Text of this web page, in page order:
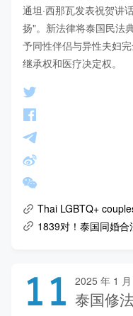
通坦·西那瓦发表祝贺讲
扬"。新法律将泰国民法
予同性伴侣与异性夫妇
继承权和医疗决定权。
Thai LGBTQ+
1839对！泰国同婚
11 2025 年 1
泰国修